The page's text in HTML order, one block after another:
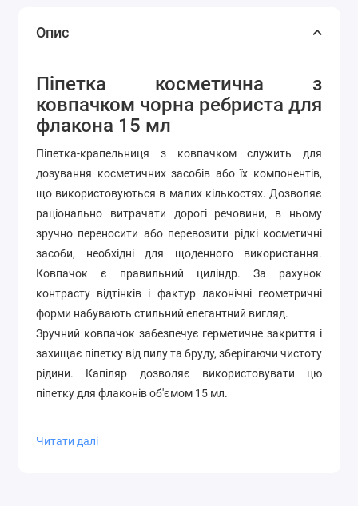
Опис
Піпетка косметична з
ковпачком чорна ребриста для
флакона 15 мл
Піпетка-крапельниця з ковпачком служить для
дозування косметичних засобів або їх компонентів,
що використовуються в малих кількостях. Дозволяє
раціонально витрачати дорогі речовини, в ньому
зручно переносити або перевозити рідкі косметичні
засоби, необхідні для щоденного використання.
Ковпачок є правильний циліндр. За рахунок
контрасту відтінків і фактур лаконічні геометричні
форми набувають стильний елегантний вигляд.
Зручний ковпачок забезпечує герметичне закриття і
захищає піпетку від пилу та бруду, зберігаючи чистоту
рідини. Капіляр дозволяє використовувати цю
піпетку для флаконів об'ємом 15 мл.
Читати далі